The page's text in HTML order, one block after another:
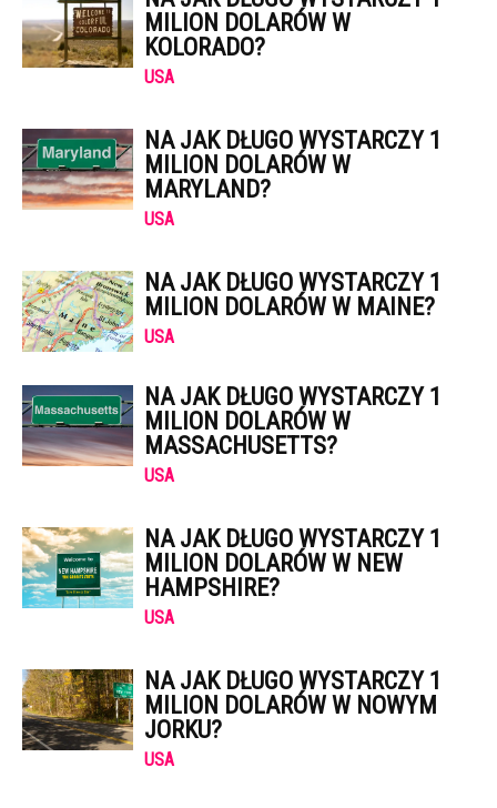
MILION DOLARÓW W
KOLORADO?
USA
NA JAK DŁUGO WYSTARCZY 1
MILION DOLARÓW W
MARYLAND?
USA
NA JAK DŁUGO WYSTARCZY 1
MILION DOLARÓW W MAINE?
USA
NA JAK DŁUGO WYSTARCZY 1
MILION DOLARÓW W
MASSACHUSETTS?
USA
NA JAK DŁUGO WYSTARCZY 1
MILION DOLARÓW W NEW
HAMPSHIRE?
USA
NA JAK DŁUGO WYSTARCZY 1
MILION DOLARÓW W NOWYM
JORKU?
USA